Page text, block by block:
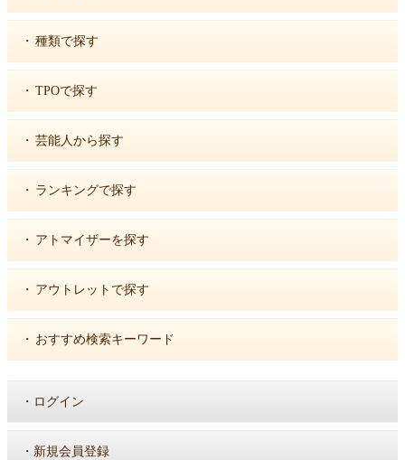
・ 種類で探す
・ TPOで探す
・ 芸能人から探す
・ ランキングで探す
・ アトマイザーを探す
・ アウトレットで探す
・ おすすめ検索キーワード
・ ログイン
・ 新規会員登録